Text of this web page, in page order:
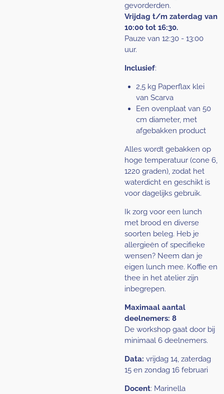
gevorderden.
Vrijdag t/m zaterdag van
10:00 tot 16:30.
Pauze van 12:30 - 13:00
uur.
Inclusief:
2,5 kg Paperflax klei
van Scarva
Een ovenplaat van 50
cm diameter, met
afgebakken product
Alles wordt gebakken op
hoge temperatuur (cone 6,
1220 graden), zodat het
waterdicht en geschikt is
voor dagelijks gebruik.
Ik zorg voor een lunch
met brood en diverse
soorten beleg. Heb je
allergieën of specifieke
wensen? Neem dan je
eigen lunch mee. Koffie en
thee in het atelier zijn
inbegrepen.
Maximaal aantal
deelnemers: 8
De workshop gaat door bij
minimaal 6 deelnemers.
Data: vrijdag 14, zaterdag
15 en zondag 16 februari
Docent: Marinella